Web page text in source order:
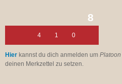
8
4 1 0
Hier kannst du dich anmelden um Platoon
deinen Merkzettel zu setzen.